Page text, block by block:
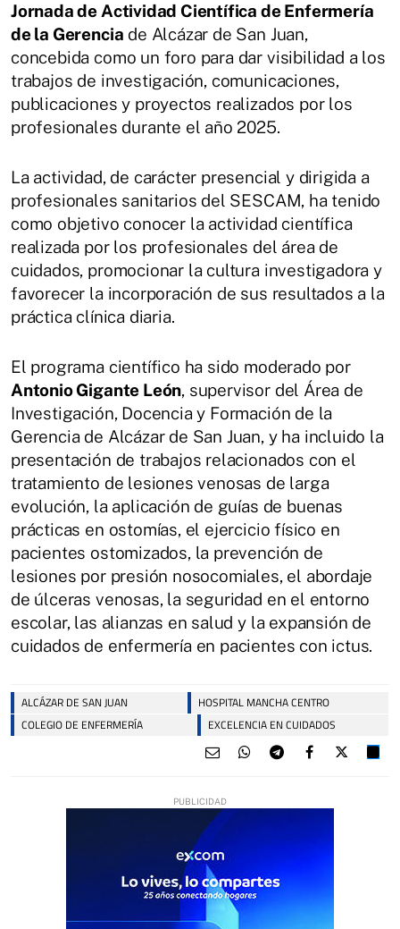
Jornada de Actividad Científica de Enfermería
de la Gerencia de Alcázar de San Juan,
concebida como un foro para dar visibilidad a los
trabajos de investigación, comunicaciones,
publicaciones y proyectos realizados por los
profesionales durante el año 2025.
La actividad, de carácter presencial y dirigida a
profesionales sanitarios del SESCAM, ha tenido
como objetivo conocer la actividad científica
realizada por los profesionales del área de
cuidados, promocionar la cultura investigadora y
favorecer la incorporación de sus resultados a la
práctica clínica diaria.
El programa científico ha sido moderado por
Antonio Gigante León, supervisor del Área de
Investigación, Docencia y Formación de la
Gerencia de Alcázar de San Juan, y ha incluido la
presentación de trabajos relacionados con el
tratamiento de lesiones venosas de larga
evolución, la aplicación de guías de buenas
prácticas en ostomías, el ejercicio físico en
pacientes ostomizados, la prevención de
lesiones por presión nosocomiales, el abordaje
de úlceras venosas, la seguridad en el entorno
escolar, las alianzas en salud y la expansión de
cuidados de enfermería en pacientes con ictus.
ALCÁZAR DE SAN JUAN
HOSPITAL MANCHA CENTRO
COLEGIO DE ENFERMERÍA
EXCELENCIA EN CUIDADOS